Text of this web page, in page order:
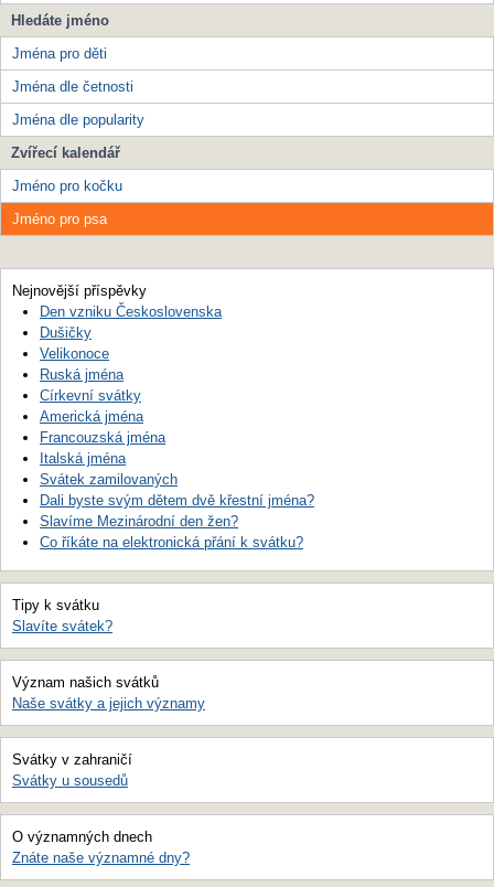
Hledáte jméno
Jména pro děti
Jména dle četnosti
Jména dle popularity
Zvířecí kalendář
Jméno pro kočku
Jméno pro psa
Nejnovější příspěvky
Den vzniku Československa
Dušičky
Velikonoce
Ruská jména
Církevní svátky
Americká jména
Francouzská jména
Italská jména
Svátek zamilovaných
Dali byste svým dětem dvě křestní jména?
Slavíme Mezinárodní den žen?
Co říkáte na elektronická přání k svátku?
Tipy k svátku
Slavíte svátek?
Význam našich svátků
Naše svátky a jejich významy
Svátky v zahraničí
Svátky u sousedů
O významných dnech
Znáte naše významné dny?